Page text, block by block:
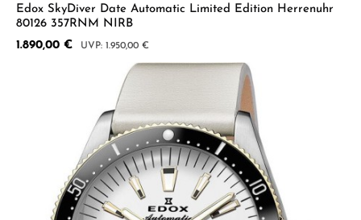
Edox SkyDiver Date Automatic Limited Edition Herrenuhr
80126 357RNM NIRB
Verkaufspreis:
1.890,00 € Regulärer Preis:
1.950,00 €